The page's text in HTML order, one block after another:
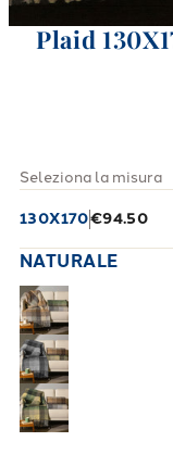
Plaid
Seleziona la misura
130X170€94.50
NATURALE